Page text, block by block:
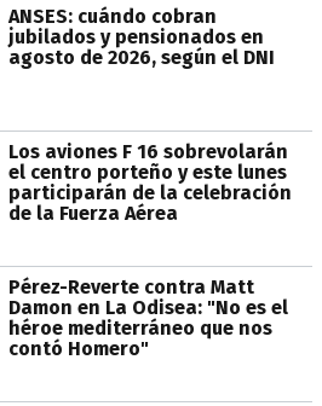
ANSES: cuándo cobran
jubilados y pensionados en
agosto de 2026, según el DNI
Los aviones F 16 sobrevolarán
el centro porteño y este lunes
participarán de la celebración
de la Fuerza Aérea
Pérez-Reverte contra Matt
Damon en La Odisea: "No es el
héroe mediterráneo que nos
contó Homero"